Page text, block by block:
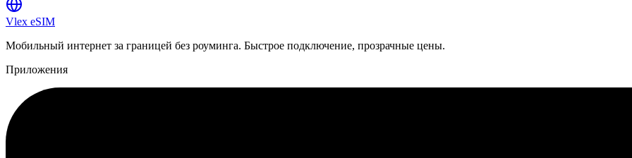
Vlex eSIM
Мобильный интернет за границей без роуминга. Быстрое подключение, прозрачные цены.
Приложения